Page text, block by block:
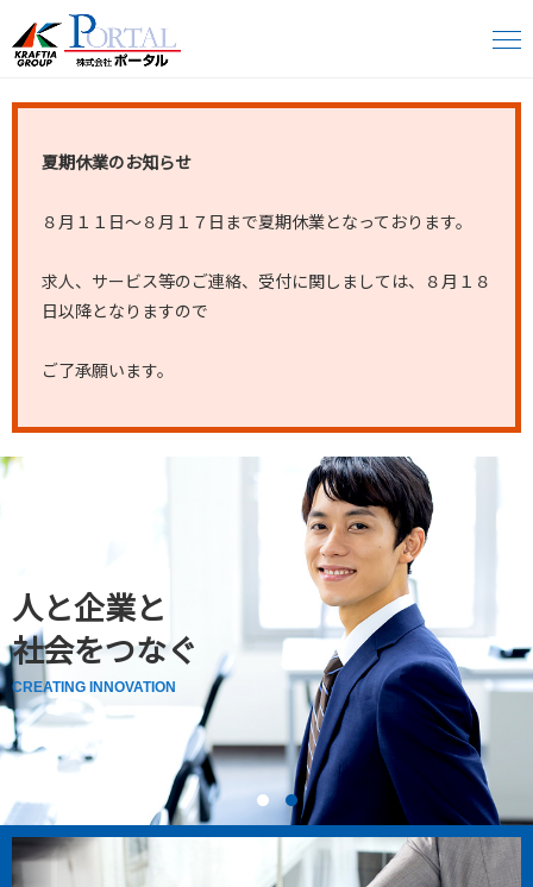
夏期休業のお知らせ
８月１１日～８月１７日まで夏期休業となっております。
求人、サービス等のご連絡、受付に関しましては、８月１８
日以降となりますので
ご了承願います。
人と企業と
社会をつなぐ
CREATING INNOVATION